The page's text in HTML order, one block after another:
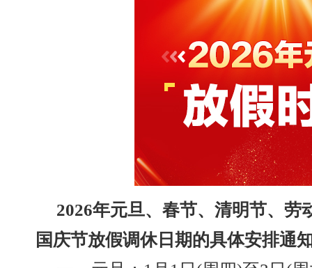
2026年元旦、春节、清明节、劳
国庆节放假调休日期的具体安排通